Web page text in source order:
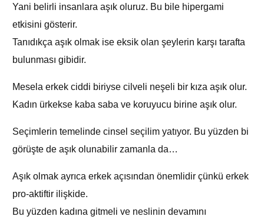
Yani belirli insanlara aşık oluruz. Bu bile hipergami
etkisini gösterir.
Tanıdıkça aşık olmak ise eksik olan şeylerin karşı tarafta
bulunması gibidir.
Mesela erkek ciddi biriyse cilveli neşeli bir kıza aşık olur.
Kadın ürkekse kaba saba ve koruyucu birine aşık olur.
Seçimlerin temelinde cinsel seçilim yatıyor. Bu yüzden bi
görüşte de aşık olunabilir zamanla da…
Aşık olmak ayrıca erkek açısından önemlidir çünkü erkek
pro-aktiftir ilişkide.
Bu yüzden kadına gitmeli ve neslinin devamını